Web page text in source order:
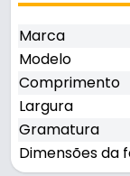
Marca
Modelo
Comprimento
Largura
Gramatura
Dimensões da